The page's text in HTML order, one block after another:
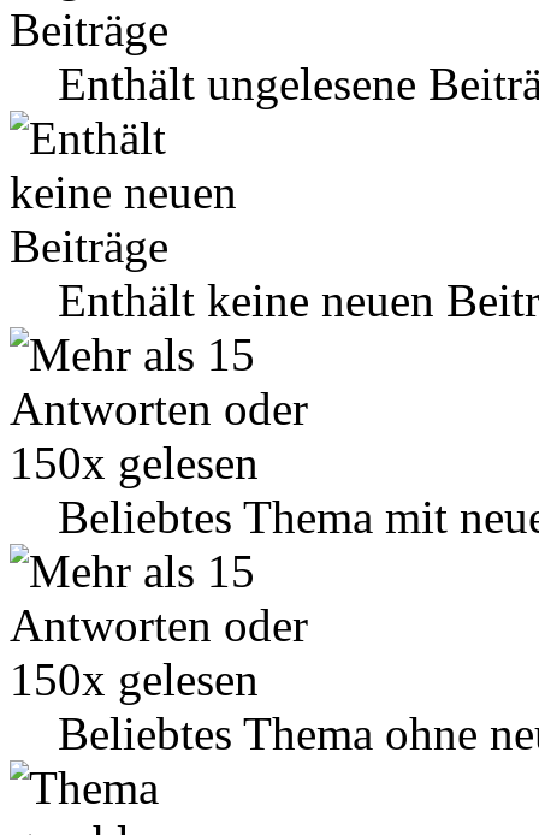
Enthält ungelesene
Enthält keine neuen
Beliebtes Thema mit
Beliebtes Thema ohne